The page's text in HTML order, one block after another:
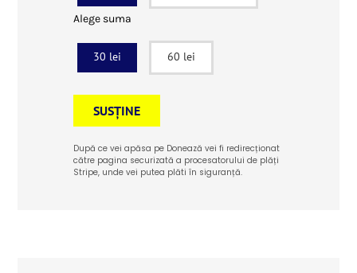
Alege suma
30 lei 60 lei
SUSȚINE
După ce vei apăsa pe Donează vei fi redirecționat
către pagina securizată a procesatorului de plăți
Stripe, unde vei putea plăti în siguranță.